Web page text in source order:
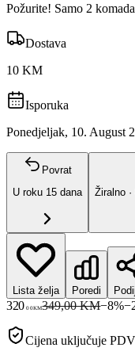
Požurite! Samo 2
Dostava
10 KM
Isporuka
Ponedjeljak, 10. August
Povrat
U roku 15 dana
Žiralno
Lista želja Poredi
320 00KM349,00 KM−8%−
Cijena uključuje PDV